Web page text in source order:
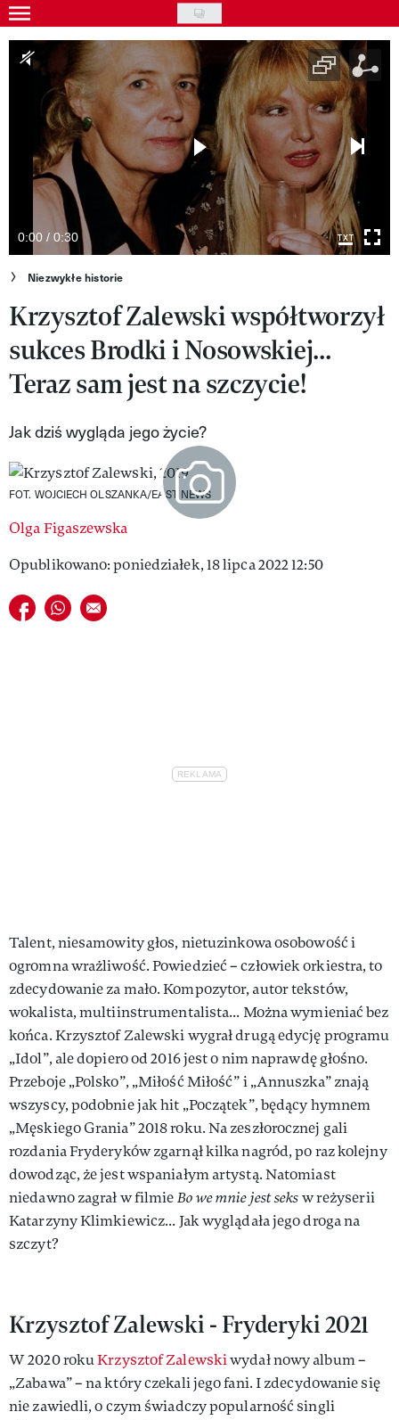
Skip
to
main
content
Gwiazdy
Moda
Uroda
Styl życia
Kultura
Wideo
Nasze akcje
VIVA!ART
VIVA!MODA
VIVA!PEOPLE POWER
VIVA!ITAKA
MAGAZYN VIVA!
0:00 / 0:30
Niezwykłe historie
Krzysztof Zalewski współtworzył
sukces Brodki i Nosowskiej...
Teraz sam jest na szczycie!
Jak dziś wygląda jego życie?
FOT. WOJCIECH OLSZANKA/EAST NEWS
Olga Figaszewska
Opublikowano: poniedziałek, 18 lipca 2022 12:50
Udostępnij na facebook
Udostępnij na whatsapp
E-mail do przyjaciela
Talent, niesamowity głos, nietuzinkowa osobowość i
ogromna wrażliwość. Powiedzieć – człowiek orkiestra, to
zdecydowanie za mało. Kompozytor, autor tekstów,
wokalista, multiinstrumentalista... Można wymieniać bez
końca. Krzysztof Zalewski wygrał drugą edycję programu
„Idol”, ale dopiero od 2016 jest o nim naprawdę głośno.
Przeboje „Polsko”, „Miłość Miłość” i „Annuszka” znają
wszyscy, podobnie jak hit „Początek”, będący hymnem
„Męskiego Grania” 2018 roku. Na zeszłorocznej gali
rozdania Fryderyków zgarnął kilka nagród, po raz kolejny
dowodząc, że jest wspaniałym artystą. Natomiast
niedawno zagrał w filmieBo we mnie jest seksw reżyserii
Katarzyny Klimkiewicz... Jak wyglądała jego droga na
szczyt?
Krzysztof Zalewski - Fryderyki 2021
W 2020 rokuKrzysztof Zalewskiwydał nowy album –
„Zabawa” – na który czekali jego fani. I zdecydowanie się
nie zawiedli, o czym świadczy popularność singli